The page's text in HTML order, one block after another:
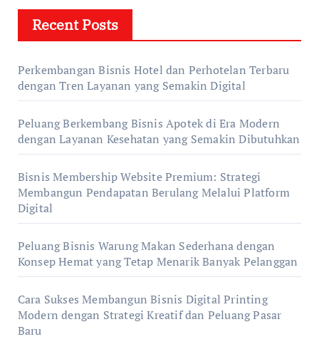
Recent Posts
Perkembangan Bisnis Hotel dan Perhotelan Terbaru
dengan Tren Layanan yang Semakin Digital
Peluang Berkembang Bisnis Apotek di Era Modern
dengan Layanan Kesehatan yang Semakin Dibutuhkan
Bisnis Membership Website Premium: Strategi
Membangun Pendapatan Berulang Melalui Platform
Digital
Peluang Bisnis Warung Makan Sederhana dengan
Konsep Hemat yang Tetap Menarik Banyak Pelanggan
Cara Sukses Membangun Bisnis Digital Printing
Modern dengan Strategi Kreatif dan Peluang Pasar
Baru